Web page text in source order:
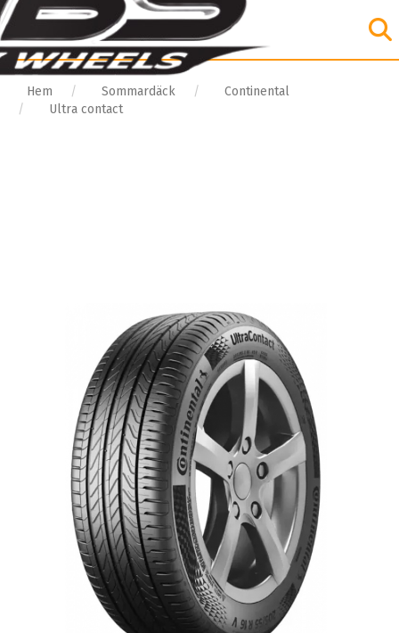
Hem Sommardäck
Continental
Ultra contact